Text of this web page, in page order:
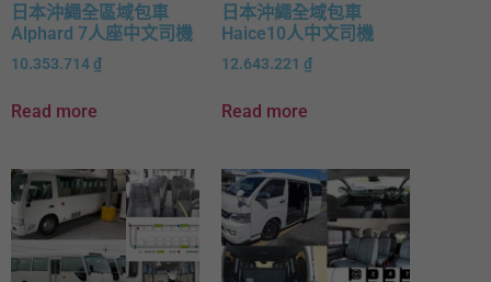
日本沖繩全區域包車
Alphard 7人座中文司機
10.353.714₫
Read more
日本沖繩全域包車
Haice10人中文司機
12.643.221 ₫
Read more